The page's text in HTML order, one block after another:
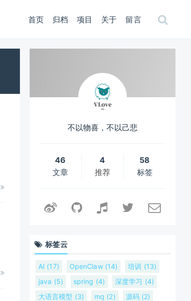
首页 归档 项目 关于 留言
不以物喜，不以己悲
46
文章
4
推荐
58
标签
标签云
AI (17) OpenClaw (14)
培训 (13)
java (5)
spring (4)
深度学习 (4)
大语言模型 (3)
mq (2)
源码 (2)